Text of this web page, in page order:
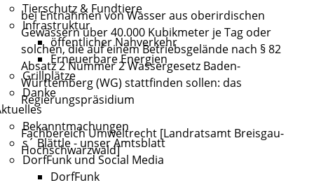
Tierschutz & Fundtiere
Infrastruktur
öffentlicher Nahverkehr
Erneuerbare Energien
Grillplätze
Danke
Bekanntmachungen
s´ Blättle - unser Amtsblatt
DorfFunk und Social Media
DorfFunk
bei Entnahmen von Wasser aus oberirdischen
Gewässern über 40.000 Kubikmeter je Tag oder
solchen, die auf einem Betriebsgelände nach § 82
Absatz 2 Nummer 2 Wassergesetz Baden-
Württemberg (WG) stattfinden sollen: das
Regierungspräsidium
Fachbereich Umweltrecht [Landratsamt Breisgau-
Hochschwarzwald]